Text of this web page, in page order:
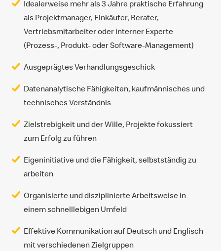
Idealerweise mehr als 3 Jahre praktische Erfahrung
als Projektmanager, Einkäufer, Berater,
Vertriebsmitarbeiter oder interner Experte
(Prozess-, Produkt- oder Software-Management)
Ausgeprägtes Verhandlungsgeschick
Datenanalytische Fähigkeiten, kaufmännisches und
technisches Verständnis
Zielstrebigkeit und der Wille, Projekte fokussiert
zum Erfolg zu führen
Eigeninitiative und die Fähigkeit, selbstständig zu
arbeiten
Organisierte und disziplinierte Arbeitsweise in
einem schnelllebigen Umfeld
Effektive Kommunikation auf Deutsch und Englisch
mit verschiedenen Zielgruppen